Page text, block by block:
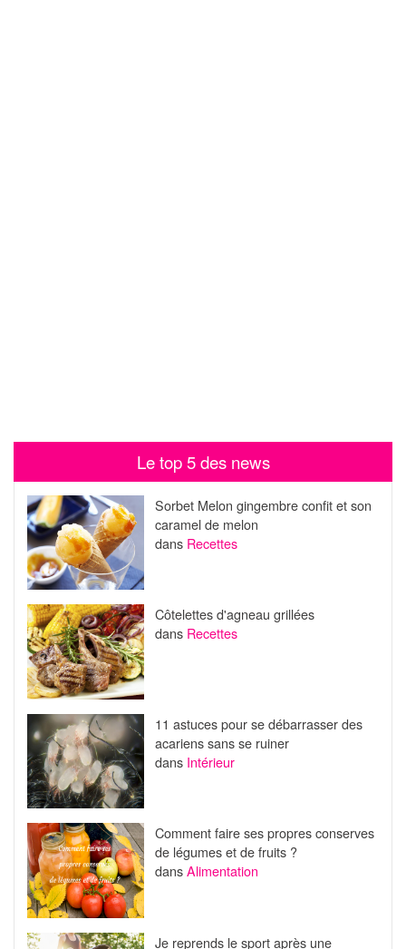
Le top 5 des news
Sorbet Melon gingembre confit et son
caramel de melon
dans Recettes
Côtelettes d'agneau grillées
dans Recettes
11 astuces pour se débarrasser des
acariens sans se ruiner
dans Intérieur
Comment faire ses propres conserves
de légumes et de fruits ?
dansAlimentation
Je reprends le sport après une